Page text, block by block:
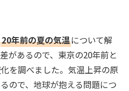
20年前の夏の気温について解
があるので、東京の20年前と
を調べました。気温上昇の原
ので、地球が抱える問題につ